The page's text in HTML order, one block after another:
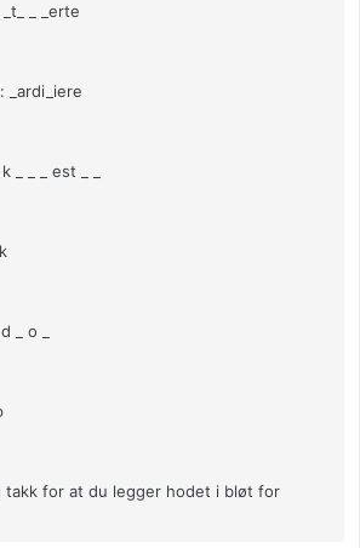
_ _erte
_ardi_iere
_ _ est _ _
_ o _
takk for at du legger hodet i bløt for